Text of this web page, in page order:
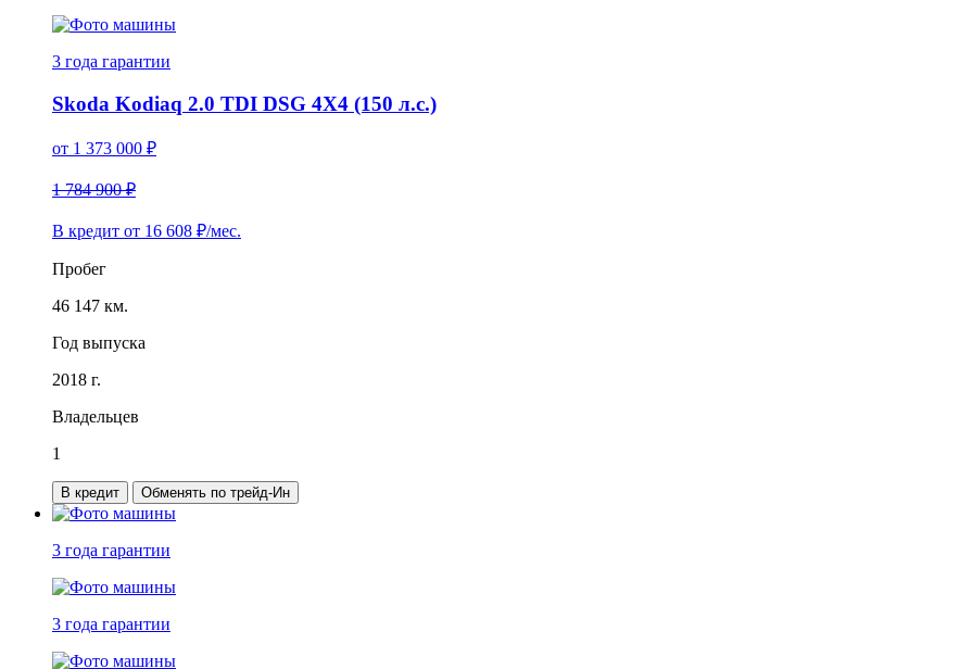
3 года гарантии
Skoda Kodiaq 2.0 TDI DSG 4X4 (150 л.с.)
от 1 373 000 ₽
1 784 900 ₽
В кредит от 16 608 ₽/мес.
Пробег
46 147 км.
Год выпуска
2018 г.
Владельцев
1
В кредит Обменять по трейд-Ин
3 года гарантии
3 года гарантии